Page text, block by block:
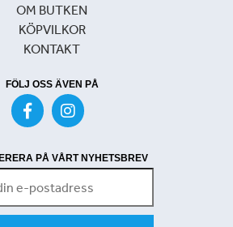
OM BUTKEN
KÖPVILKOR
KONTAKT
FÖLJ OSS ÄVEN PÅ
PÅ VÅRT NYHETSBREV